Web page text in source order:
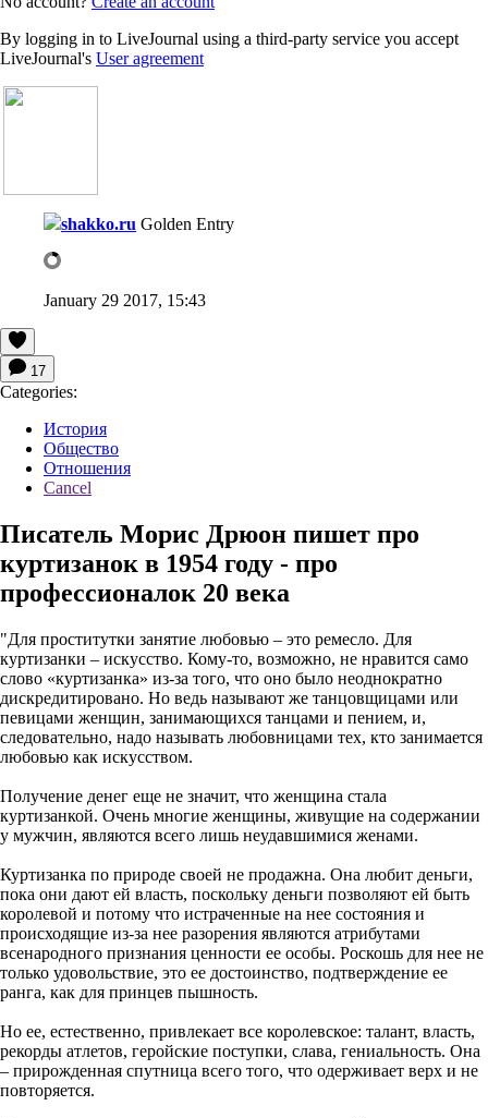
By logging in to LiveJournal using a third-party service you accept
LiveJournal's User agreement
shakko.ru Golden Entry
January 29 2017, 15:43
17
Categories:
История
Общество
Отношения
Cancel
Писатель Морис Дрюон пишет про
куртизанок в 1954 году - про
профессионалок 20 века
"Для проститутки занятие любовью – это ремесло. Для
куртизанки – искусство. Кому-то, возможно, не нравится само
слово «куртизанка» из-за того, что оно было неоднократно
дискредитировано. Но ведь называют же танцовщицами или
певицами женщин, занимающихся танцами и пением, и,
следовательно, надо называть любовницами тех, кто занимается
любовью как искусством.
Получение денег еще не значит, что женщина стала
куртизанкой. Очень многие женщины, живущие на содержании
у мужчин, являются всего лишь неудавшимися женами.
Куртизанка по природе своей не продажна. Она любит деньги,
пока они дают ей власть, поскольку деньги позволяют ей быть
королевой и потому что истраченные на нее состояния и
происходящие из-за нее разорения являются атрибутами
всенародного признания ценности ее особы. Роскошь для нее не
только удовольствие, это ее достоинство, подтверждение ее
ранга, как для принцев пышность.
Но ее, естественно, привлекает все королевское: талант, власть,
рекорды атлетов, геройские поступки, слава, гениальность. Она
– прирожденная спутница всего того, что одерживает верх и не
повторяется.